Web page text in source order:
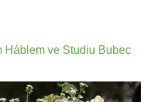
Háblem ve Studiu Bubec